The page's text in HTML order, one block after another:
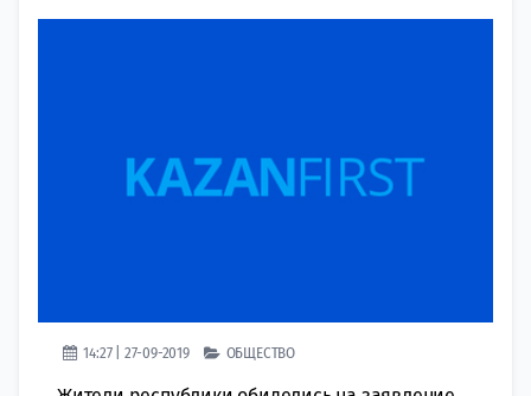
14:27 | 27-09-2019 ОБЩЕСТВО